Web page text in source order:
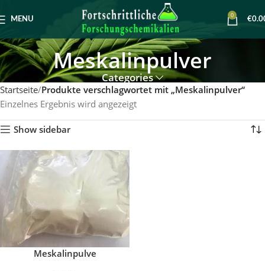
MENU
0
€
Meskalinpulver
Categories
Startseite Produkte verschlagwortet mit „Meskalinpulver“
Einzelnes Ergebnis wird angezeigt
Show sidebar
Meskalinpulve